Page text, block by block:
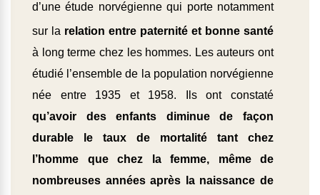
d’uneétude norvégiennequi porte notamment
sur la relation entre paternité et bonne santé
à long terme chez les hommes. Les auteurs ont
étudié l’ensemble de la population norvégienne
née entre 1935 et 1958. Ils ont constaté
qu’avoir des enfants diminue de façon
durable le taux de mortalité tant chez
l’homme que chez la femme, même de
nombreuses années après la naissance de